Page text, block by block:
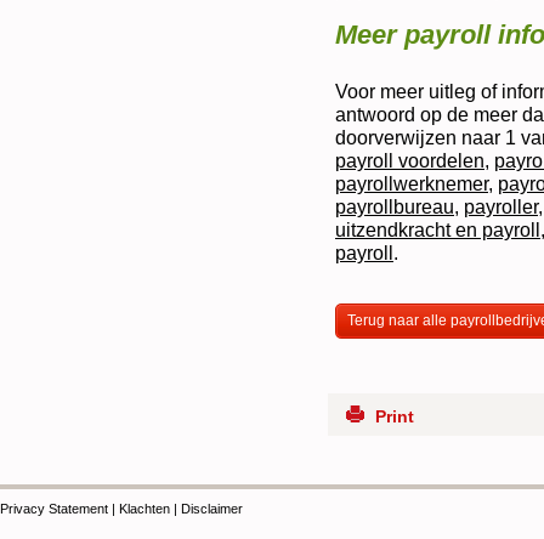
Meer payroll
Voor meer uitleg of
antwoord op de meer
doorverwijzen naar 1
payroll voordelen,
payrollwerknemer,
payrollbureau, payroller
uitzendkracht en payroll
payroll.
Terug naar alle
Print
Privacy Statement | Klachten | Disclaimer